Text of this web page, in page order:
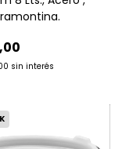
sin interés